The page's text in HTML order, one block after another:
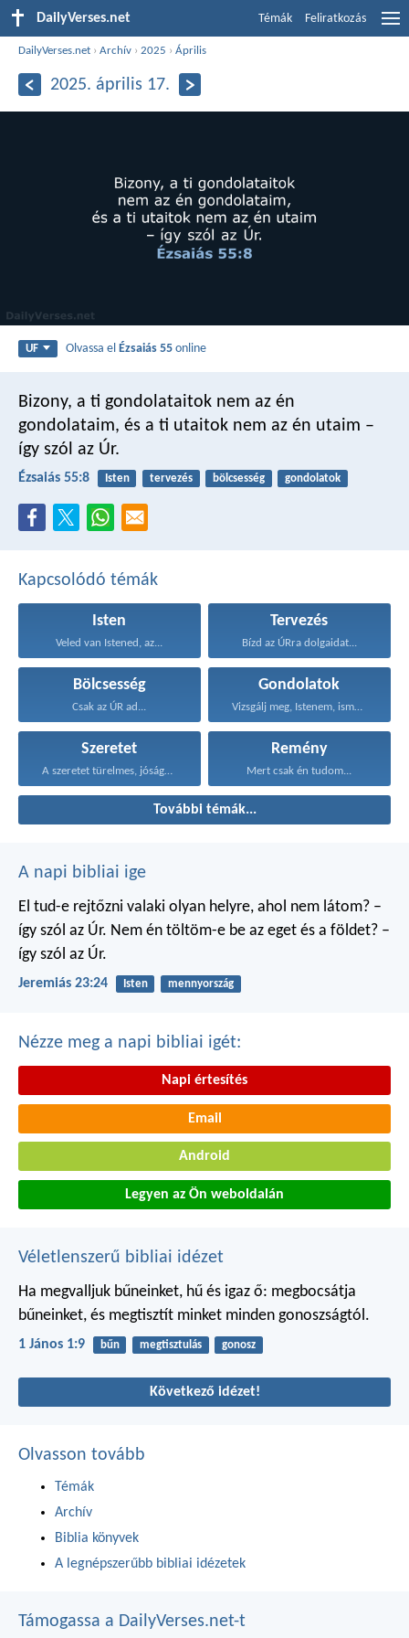
DailyVerses.net Témák Feliratkozás
DailyVerses.net ›Archív ›2025 ›Április
2025. április 17.
UF Olvassa elÉzsaiás 55 online
Bizony, a ti gondolataitok nem az én
gondolataim, és a ti utaitok nem az én utaim –
így szól az Úr.
Ézsaiás 55:8 Isten tervezés bölcsesség gondolatok
Kapcsolódó témák
Isten
Veled van Istened, az...
Tervezés
Bízd az ÚRra dolgaidat...
Bölcsesség
Csak az ÚR ad...
Gondolatok
Vizsgálj meg, Istenem, ismerd...
Szeretet
A szeretet türelmes, jóságos...
Remény
Mert csak én tudom...
További témák...
A napi bibliai ige
El tud-e rejtőzni valaki olyan helyre, ahol nem látom? –
így szól az Úr. Nem én töltöm-e be az eget és a földet? –
így szól az Úr.
Jeremiás 23:24 Isten mennyország
Nézze meg a napi bibliai igét:
Napi értesítés
Email
Android
Legyen az Ön weboldalán
Véletlenszerű bibliai idézet
Ha megvalljuk bűneinket, hű és igaz ő: megbocsátja
bűneinket, és megtisztít minket minden gonoszságtól.
1 János 1:9 bűn megtisztulás gonosz
Következő idézet!
Olvasson tovább
Témák
Archív
Biblia könyvek
A legnépszerűbb bibliai idézetek
Támogassa a DailyVerses.net-t